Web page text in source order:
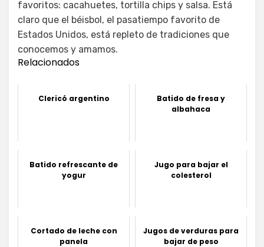
favoritos: cacahuetes, tortilla chips y salsa. Está
claro que el béisbol, el pasatiempo favorito de
Estados Unidos, está repleto de tradiciones que
conocemos y amamos.
Relacionados
Clericó argentino
Batido de fresa y
albahaca
Batido refrescante de
yogur
Jugo para bajar el
colesterol
Cortado de leche con
panela
Jugos de verduras para
bajar de peso